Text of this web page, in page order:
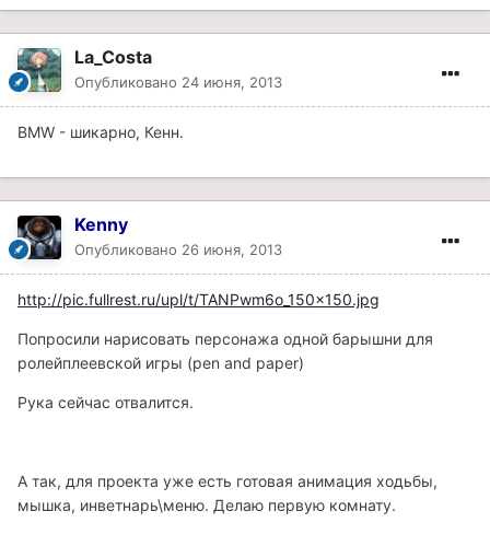
La_Costa
Опубликовано 24 июня, 2013
BMW - шикарно, Кенн.
Kenny
Опубликовано 26 июня, 2013
http://pic.fullrest.ru/upl/t/TANPwm6o_150x150.jpg
Попросили нарисовать персонажа одной барышни для
ролейплеевской игры (pen and paper)
Рука сейчас отвалится.
А так, для проекта уже есть готовая анимация ходьбы,
мышка, инветнарь\меню. Делаю первую комнату.